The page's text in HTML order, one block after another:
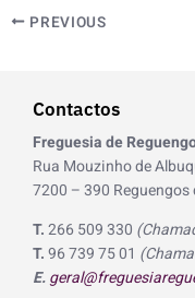
PREVIOUS
Contactos
Freguesia de
Rua Mouzinho de
7200 – 390
T.266 509 330
T.96 739 75 01
E.